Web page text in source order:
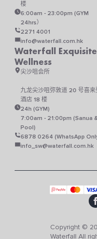
楼
6:00am - 23:00pm (GYM
24hrs）
2271 4001
info@waterfall.com.hk
Waterfall Exquisite
Wellness
尖沙咀会所
九龙尖沙咀弥敦道 20 号喜来
酒店 18 楼
24h (GYM)
7:00am - 21:00pm (Sanua
Pool)
6878 0264 (WhatsApp
info_sw@waterfall.com.hk
Copyright ©
Waterfall All